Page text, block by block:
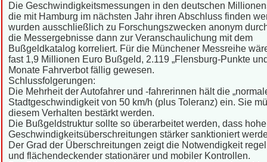
Die Geschwindigkeitsmessungen in den deutschen
die mit Hamburg im nächsten Jahr ihren Abschluss finden
wurden ausschließlich zu Forschungszwecken anonym
die Messergebnisse dann zur Veranschaulichung mit dem
Bußgeldkatalog korreliert. Für die Münchener Messreihe
fast 1,9 Millionen Euro Bußgeld, 2.119 „Flensburg-Punkte
Monate Fahrverbot fällig gewesen.
Schlussfolgerungen:
Die Mehrheit der Autofahrer und -fahrerinnen hält die
Stadtgeschwindigkeit von 50 km/h (plus Toleranz) ein. Sie
diesem Verhalten bestärkt werden.
Die Bußgeldstruktur sollte so überarbeitet werden, dass hohe
Geschwindigkeitsüberschreitungen stärker sanktioniert
Der Grad der Überschreitungen zeigt die Notwendigkeit
und flächendeckender stationärer und mobiler Kontrollen.